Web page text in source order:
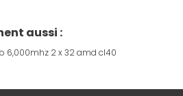
aussi :
6,000mhz 2 x 32 amd cl40